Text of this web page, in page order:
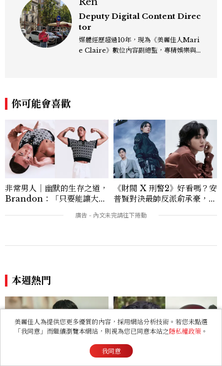
Deputy Digital Content Direc
tor
媒體經歷超過10年，現為《美麗佳人Mari
e Claire》數位內容副總監，專精娛樂與
你可能會喜歡
非常男人｜幽默的生存之道，
Brandon：「只要能讓大家
讓敵人成為朋友。」
《財閥 X 刑警2》好看嗎？安
普賢對決最帥反派俞承豪，鄭
卡，用錢輾壓罪犯的陳利手回
本週熱門
美麗佳人為提供您更多優質的內容，採用網站分析技術。若您未點選
「我同意」而繼續瀏覽本網站，則視為您已同意本站之隱私權政策 。
我同意